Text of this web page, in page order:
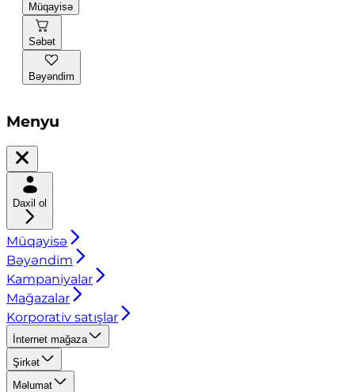
Müqayisə
Səbət
Bəyəndim
Menyu
Daxil ol
Müqayisə
Bəyəndim
Kampaniyalar
Mağazalar
Korporativ satışlar
İnternet mağaza
Şirkət
Məlumat